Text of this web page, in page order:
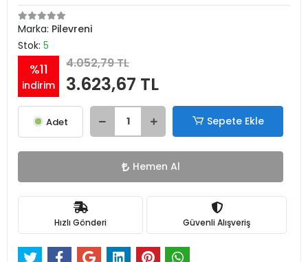
Marka: Pilevreni
Stok: 5
%11
indirim
4.052,79 TL
3.623,67 TL
Adet Sepete Ekle
Hemen Al
Hızlı Gönderi Güvenli Alışveriş